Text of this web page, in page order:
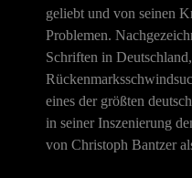
geliebt und von seinen
Problemen.
Schriften in
eines der größten
in seiner Inszenierung
von Christoph Bantzer